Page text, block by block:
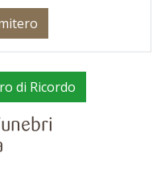
di Ricordo